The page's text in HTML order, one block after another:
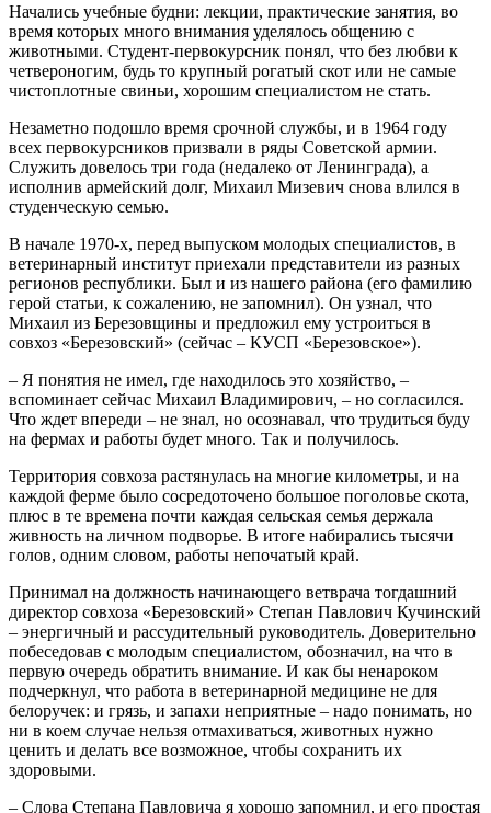
Начались учебные будни: лекции, практические занятия, во
время которых много внимания уделялось общению с
животными. Студент-первокурсник понял, что без любви к
четвероногим, будь то крупный рогатый скот или не самые
чистоплотные свиньи, хорошим специалистом не стать.
Незаметно подошло время срочной службы, и в 1964 году
всех первокурсников призвали в ряды Советской армии.
Служить довелось три года (недалеко от Ленинграда), а
исполнив армейский долг, Михаил Мизевич снова влился в
студенческую семью.
В начале 1970-х, перед выпуском молодых специалистов, в
ветеринарный институт приехали представители из разных
регионов республики. Был и из нашего района (его фамилию
герой статьи, к сожалению, не запомнил). Он узнал, что
Михаил из Березовщины и предложил ему устроиться в
совхоз «Березовский» (сейчас – КУСП «Березовское»).
– Я понятия не имел, где находилось это хозяйство, –
вспоминает сейчас Михаил Владимирович, – но согласился.
Что ждет впереди – не знал, но осознавал, что трудиться буду
на фермах и работы будет много. Так и получилось.
Территория совхоза растянулась на многие километры, и на
каждой ферме было сосредоточено большое поголовье скота,
плюс в те времена почти каждая сельская семья держала
живность на личном подворье. В итоге набирались тысячи
голов, одним словом, работы непочатый край.
Принимал на должность начинающего ветврача тогдашний
директор совхоза «Березовский» Степан Павлович Кучинский
– энергичный и рассудительный руководитель. Доверительно
побеседовав с молодым специалистом, обозначил, на что в
первую очередь обратить внимание. И как бы ненароком
подчеркнул, что работа в ветеринарной медицине не для
белоручек: и грязь, и запахи неприятные – надо понимать, но
ни в коем случае нельзя отмахиваться, животных нужно
ценить и делать все возможное, чтобы сохранить их
здоровыми.
– Слова Степана Павловича я хорошо запомнил, и его простая